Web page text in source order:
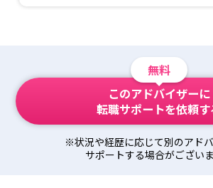
無料
このアドバイザーに
転職サポートを依頼す
※状況や経歴に応じて別のアド
サポートする場合がございま